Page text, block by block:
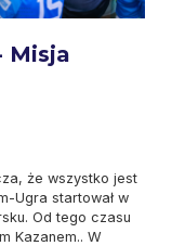
Misja
że ​​wszystko jest
Ugra startował w
Od tego czasu
Kazanem.. W